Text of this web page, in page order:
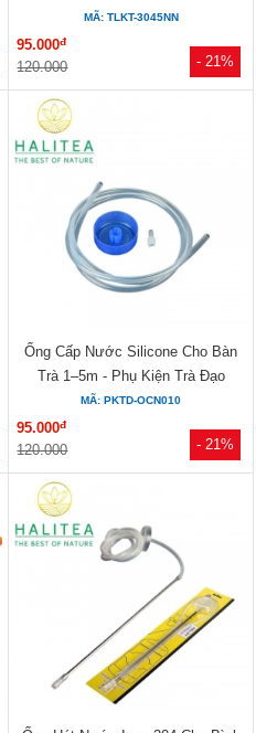
- 21%
MÃ: TLKT-3045NN
95.000đ
120.000
- 21%
Ống Cấp Nước Silicone Cho Bàn
Trà 1–5m - Phụ Kiện Trà Đạo
MÃ: PKTD-OCN010
95.000đ
120.000